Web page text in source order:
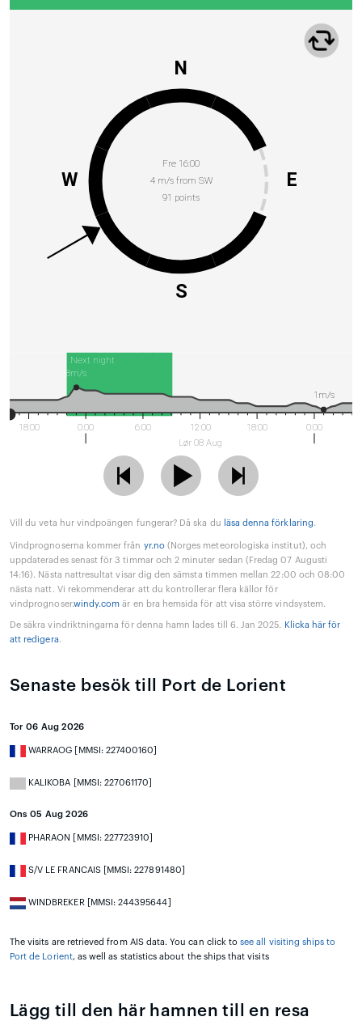
Fre 16:00
4 m/s from SW
91 points
N
E
S
W
Next night
18:00 0:00 6:00
12:00
Lør 08 Aug
18:00 0:00
8m/s
1m/s
Vill du veta hur vindpoängen fungerar? Då ska du läsa denna förklaring.
Vindprognoserna kommer från yr.no (Norges meteorologiska institut), och
uppdaterades senast för 3 timmar och 2 minuter sedan (Fredag 07 Augusti
14:16). Nästa nattresultat visar dig den sämsta timmen mellan 22:00 och 08:00
nästa natt. Vi rekommenderar att du kontrollerar flera källor för
vindprognoser.windy.com är en bra hemsida för att visa större vindsystem.
De säkra vindriktningarna för denna hamn lades till 6. Jan 2025.
Klicka här för
att redigera.
Senaste besök till Port de Lorient
Tor 06 Aug 2026
WARRAOG [MMSI: 227400160]
KALIKOBA [MMSI: 227061170]
Ons 05 Aug 2026
PHARAON [MMSI: 227723910]
S/V LE FRANCAIS [MMSI: 227891480]
WINDBREKER [MMSI: 244395644]
The visits are retrieved from AIS data. You can click tosee all visiting ships to
Port de Lorient, as well as statistics about the ships that visits
Lägg till den här hamnen till en resa